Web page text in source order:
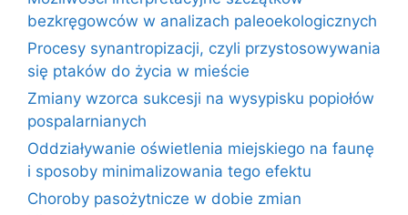
bezkręgowców w analizach paleoekologicznych
Procesy synantropizacji, czyli przystosowywania
się ptaków do życia w mieście
Zmiany wzorca sukcesji na wysypisku popiołów
pospalarnianych
Oddziaływanie oświetlenia miejskiego na faunę
i sposoby minimalizowania tego efektu
Choroby pasożytnicze w dobie zmian